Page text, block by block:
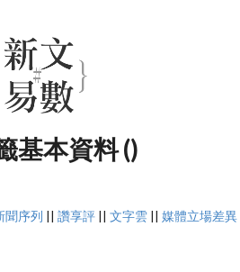
基本資料 ()
聞序列 || 讚享評 || 文字雲 || 媒體立場差異